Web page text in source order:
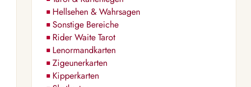
Hellsehen & Wahrsagen
Sonstige Bereiche
Rider Waite Tarot
Lenormandkarten
Zigeunerkarten
Kipperkarten